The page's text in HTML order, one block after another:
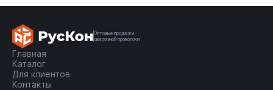
Оптовые продажи
сварочной проволоки
Главная
Каталог
Для клиентов
Контакты